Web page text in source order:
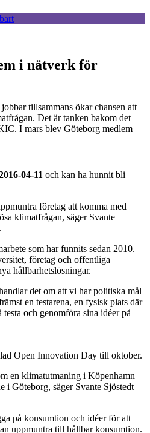
i nätverk för
tillsammans ökar chansen att
Det är tanken bakom det
I mars blev Göteborg medlem
04-11 och kan ha hunnit bli
företag att komma med
klimatfrågan, säger Svante
som har funnits sedan 2010.
företag och offentliga
hållbarhetslösningar.
det om att vi har politiska mål
en testarena, en fysisk plats där
och genomföra sina idéer på
Open Innovation Day till oktober.
en klimatutmaning i Köpenhamn
i Göteborg, säger Svante Sjöstedt
på konsumtion och idéer för att
uppmuntra till hållbar konsumtion.